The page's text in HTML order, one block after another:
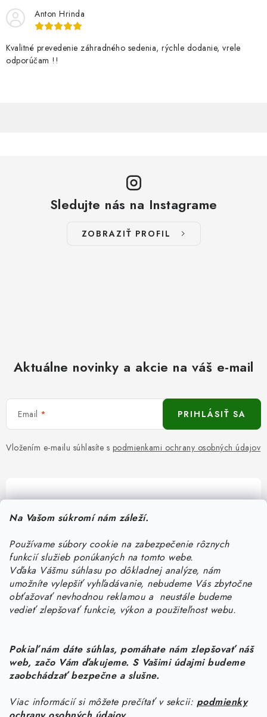
Na Vašom súkromí nám záleží.
Používame súbory cookie na zabezpečenie rôznych
funkcií služieb ponúkaných na tomto webe.
Vďaka Vášmu súhlasu po dôkladnej analýze, nám
umožníte vylepšiť vyhľadávanie, nebudeme Vás zbytočne
obťažovať nevhodnou reklamou a neustále budeme
vedieť zlepšovať funkcie, výkon a použiteľnost webu.
Pokiaľ nám dáte súhlas, pomáhate nám zlepšovať náš
web, začo Vám ďakujeme. S Vašimi údajmi budeme
zaobchádzať bezpečne a slušne.
Viac informácií si môžete prečítať v sekcii: podmienky
s
Anton Hrinda
Kvalitné prevedenie záhradného sedenia, rýchle dodanie, vrele
odporúčam !!
Sledujte nás na Instagrame
ZOBRAZIŤ PROFIL
Aktuálne novinky a akcie na váš e-mail
Email
Vložením e-mailu súhlasíte s podmienkami ochrany osobných údajov
PRIHLÁSIŤ SA
Pomôžeme vám s výberom
Potrebujete s niečím poradiť? Sme tu pre vás!
objednavky@kurin.sk
0950456469
Informácie pre vás